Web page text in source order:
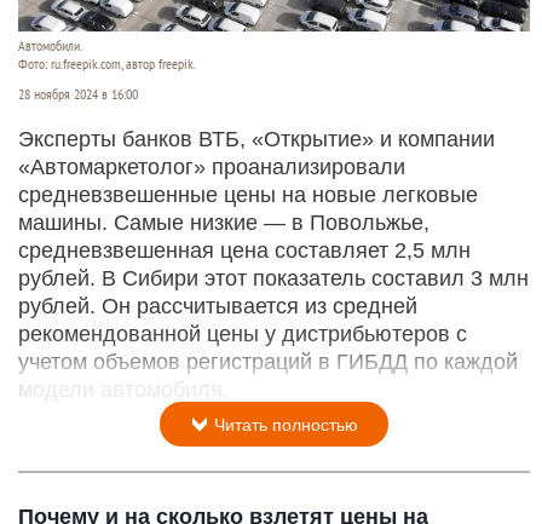
Автомобили.
Фото: ru.freepik.com, автор freepik.
28 ноября 2024 в 16:00
Эксперты банков ВТБ, «Открытие» и компании
«Автомаркетолог» проанализировали
средневзвешенные цены на новые легковые
машины. Самые низкие — в Повольжье,
средневзвешенная цена составляет 2,5 млн
рублей. В Сибири этот показатель составил 3 млн
рублей. Он рассчитывается из средней
рекомендованной цены у дистрибьютеров с
учетом объемов регистраций в ГИБДД по каждой
модели автомобиля.
Читать полностью
Почему и на сколько взлетят цены на